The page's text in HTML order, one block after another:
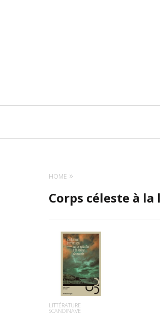
HOME
Corps céleste à
LIRE LA SUITE
LITTÉRATURE
SCANDINAVE